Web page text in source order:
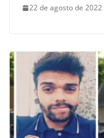
22 de agosto de 2022